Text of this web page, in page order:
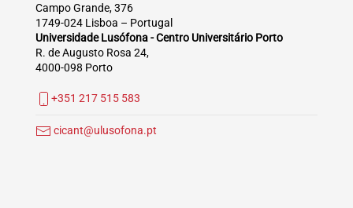
Campo Grande, 376
1749-024 Lisboa – Portugal
Universidade Lusófona - Centro Universitário Porto
R. de Augusto Rosa 24,
4000-098 Porto
+351 217 515 583
cicant@ulusofona.pt